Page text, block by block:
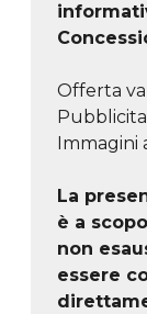
Offerta
Immagini
La
è a
non
essere